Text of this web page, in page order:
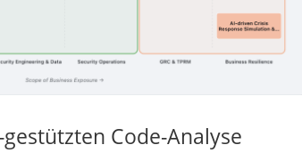
Code-Analyse